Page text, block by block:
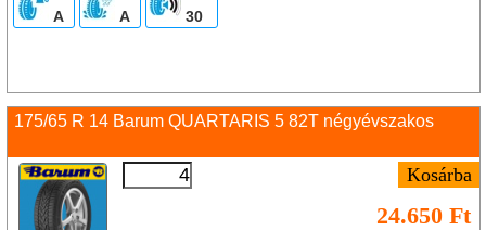
A A 30
175/65 R 14 Barum QUARTARIS 5 82T négyévszakos
24.650 Ft